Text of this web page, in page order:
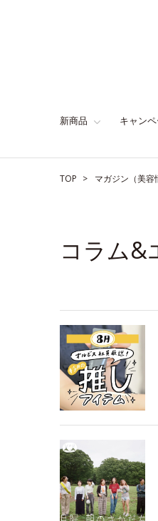
新商品 キャン
TOP マガジン（美容
コラム&